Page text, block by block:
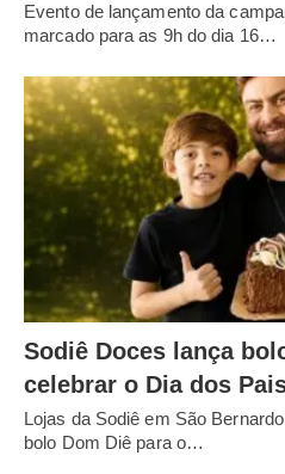
Evento de lançamento da
marcado para as 9h do dia 16…
Sodiê Doces lança
celebrar o Dia dos
Lojas da Sodiê em São
bolo Dom Diê para o…